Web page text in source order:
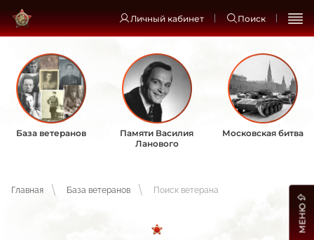
Личный кабинет Поиск
База ветеранов
Памяти Василия
Ланового
Московская битва
Главная База ветеранов Поиск ветерана
МЕНЮ